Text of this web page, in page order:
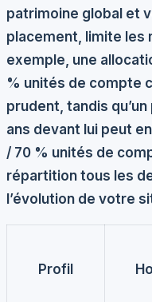
patrimoine global et
placement, limite les
exemple, une
% unités de compte
prudent, tandis
ans devant lui peut
/ 70 % unités de
répartition tous les
l’évolution de votre
Profil